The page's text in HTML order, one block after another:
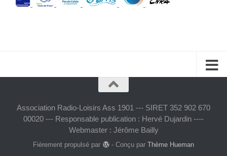
Association Radio-Loisirs Ass 1901 --- SIRET 352 902 670
00020 --- Responsable publication : Hervé Dujardin ----
Webmaster : Jérôme Bailly
Fièrement propulsé par - Conçu par Thème Hueman